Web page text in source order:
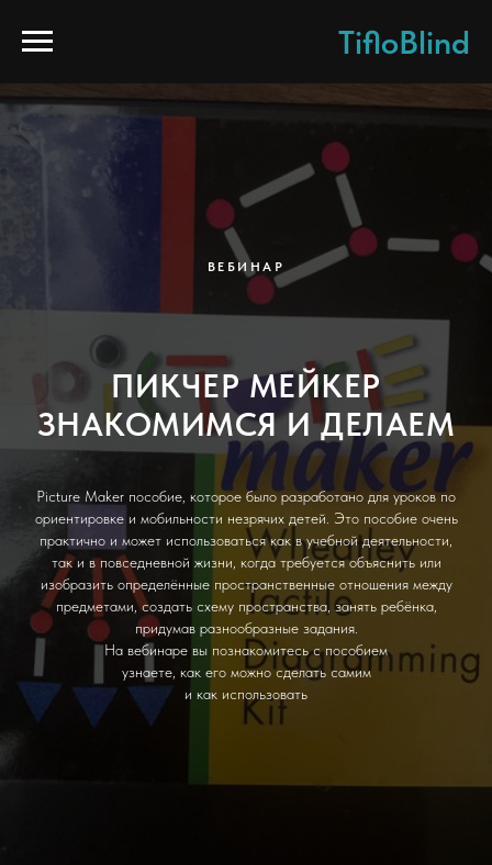
TifloBlind
ВЕБИНАР
ПИКЧЕР МЕЙКЕР
ЗНАКОМИМСЯ И ДЕЛАЕМ
Picture Maker пособие, которое было разработано для уроков по
ориентировке и мобильности незрячих детей. Это пособие очень
практично и может использоваться как в учебной деятельности,
так и в повседневной жизни, когда требуется объяснить или
изобразить определённые пространственные отношения между
предметами, создать схему пространства, занять ребёнка,
придумав разнообразные задания.
На вебинаре вы познакомитесь с пособием
узнаете, как его можно сделать самим
и как использовать